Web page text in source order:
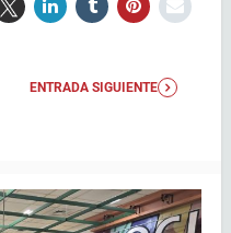
ENTRADA SIGUIENTE